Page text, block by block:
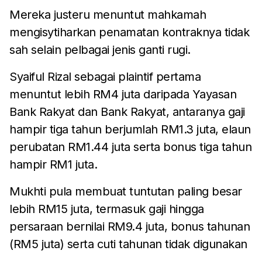
Mereka justeru menuntut mahkamah
mengisytiharkan penamatan kontraknya tidak
sah selain pelbagai jenis ganti rugi.
Syaiful Rizal sebagai plaintif pertama
menuntut lebih RM4 juta daripada Yayasan
Bank Rakyat dan Bank Rakyat, antaranya gaji
hampir tiga tahun berjumlah RM1.3 juta, elaun
perubatan RM1.44 juta serta bonus tiga tahun
hampir RM1 juta.
Mukhti pula membuat tuntutan paling besar
lebih RM15 juta, termasuk gaji hingga
persaraan bernilai RM9.4 juta, bonus tahunan
(RM5 juta) serta cuti tahunan tidak digunakan